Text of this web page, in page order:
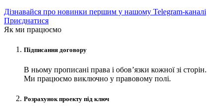
Дізнавайся про новинки першим у нашому Telegram-каналі
Приєднатися
Як ми працюємо
Підписання договору
В ньому прописані права і обов’язки кожної зі сторін.
Ми працюємо виключно у правовому полі.
Розрахунок проекту під ключ